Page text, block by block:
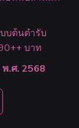
บต้นตำรับ
บาท
.ศ. 2568